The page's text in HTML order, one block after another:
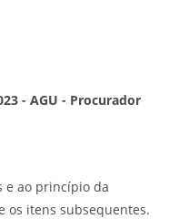
- AGU - Procurador
e ao princípio da
os itens subsequentes.